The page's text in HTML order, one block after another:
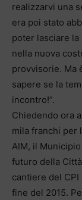
realizzarvi una
era poi stato
poter lasciare
nella nuova
provvisorie. Ma
sapere se la
incontro!”.
Chiedendo ora
mila franchi per
AIM, il
futuro della
cantiere del
fine del 2015.